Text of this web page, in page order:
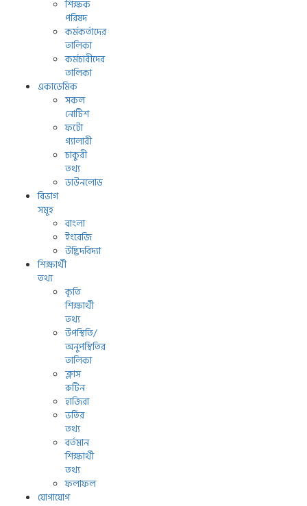
শিক্ষক
পরিষদ
কর্মকর্তাদের
তালিকা
কর্মচারীদের
তালিকা
একাডেমিক
সকল
নোটিশ
ফটো
গ্যালারী
চাকুরী
তথ্য
ডাউনলোড
বিভাগ
সমূহ
বাংলা
ইংরেজি
উদ্ভিদবিদ্যা
শিক্ষার্থী
তথ্য
কৃতি
শিক্ষার্থী
তথ্য
উপস্থিতি/
অনুপস্থিতির
তালিকা
ক্লাস
রুটিন
হাজিরা
ভর্তির
তথ্য
বর্তমান
শিক্ষার্থী
তথ্য
ফলাফল
যোগাযোগ